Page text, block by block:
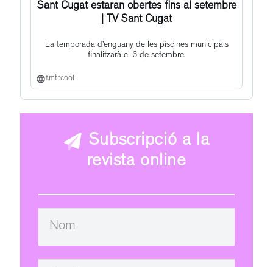
Sant Cugat estaran obertes fins al setembre
| TV Sant Cugat
La temporada d’enguany de les piscines municipals
finalitzarà el 6 de setembre.
f.mtr.cool
Subscripció a la
revista online